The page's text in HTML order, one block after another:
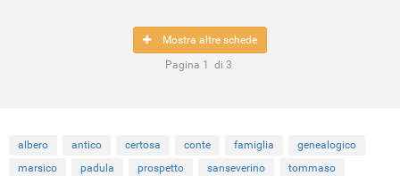
Mostra altre schede
Pagina 1 di 3
albero antico certosa conte famiglia
genealogico
marsico
padula prospetto sanseverino
tommaso